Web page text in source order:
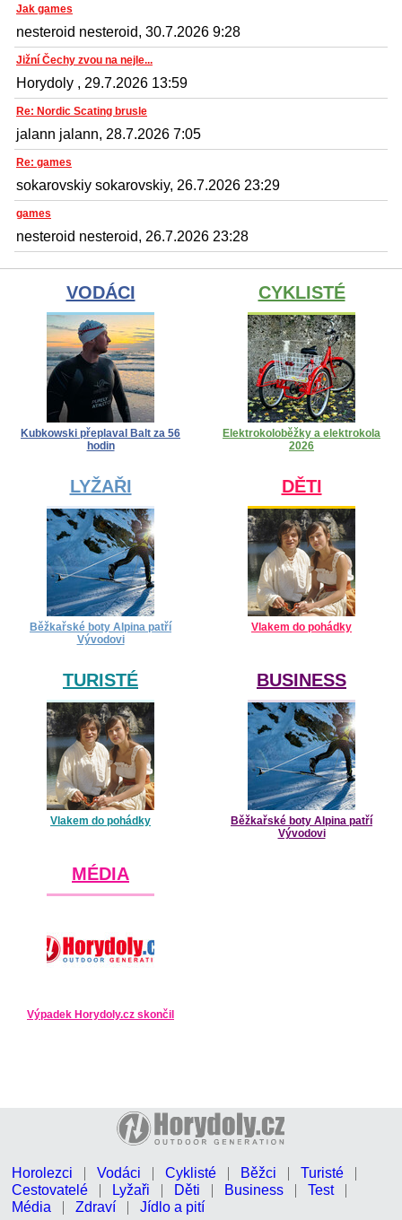
Jak games
nesteroid nesteroid, 30.7.2026 9:28
Jižní Čechy zvou na nejle...
Horydoly , 29.7.2026 13:59
Re: Nordic Scating brusle
jalann jalann, 28.7.2026 7:05
Re: games
sokarovskiy sokarovskiy, 26.7.2026 23:29
games
nesteroid nesteroid, 26.7.2026 23:28
VODÁCI
Kubkowski přeplaval Balt za 56
hodin
CYKLISTÉ
Elektrokoloběžky a elektrokola
2026
LYŽAŘI
Běžkařské boty Alpina patří
Vývodovi
DĚTI
Vlakem do pohádky
TURISTÉ
Vlakem do pohádky
BUSINESS
Běžkařské boty Alpina patří
Vývodovi
MÉDIA
Výpadek Horydoly.cz skončil
Horolezci Vodáci Cyklisté Běžci
Turisté
Cestovatelé
Lyžaři Děti Business
Test
Média
Zdraví Jídlo a pití